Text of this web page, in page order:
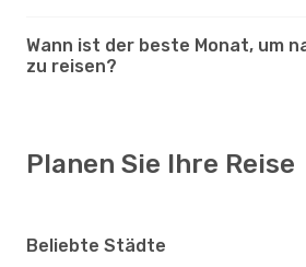
Wann ist der beste Monat, um
zu reisen?
Planen Sie Ihre Reise
Beliebte Städte